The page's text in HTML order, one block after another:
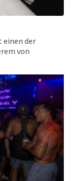
der
von